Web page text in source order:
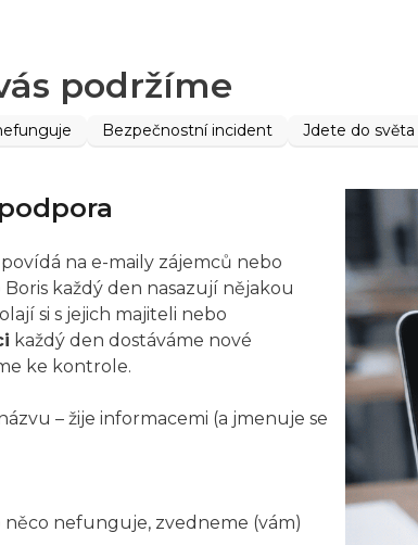
podržíme
Bezpečnostní incident Jdete do světa
na e-maily zájemců nebo
každý den nasazují nějakou
si s jejich majiteli nebo
každý den dostáváme nové
ke kontrole.
– žije informacemi (a jmenuje se
něco nefunguje, zvedneme (vám)